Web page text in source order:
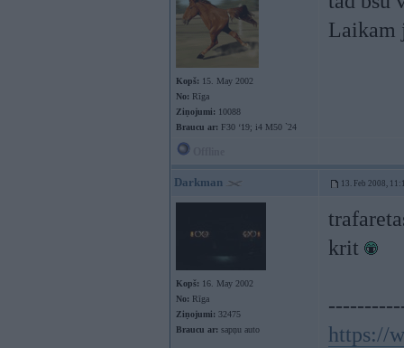
Kopš: 15. May 2002
No: Rīga
Ziņojumi: 10088
Braucu ar: F30 ‘19; i4 M50 `24
Laikam
Darkman 13. Feb 2008,
Kopš: 16. May 2002
No: Rīga
Ziņojumi: 32475
Braucu ar: sapņu auto
krit
https://